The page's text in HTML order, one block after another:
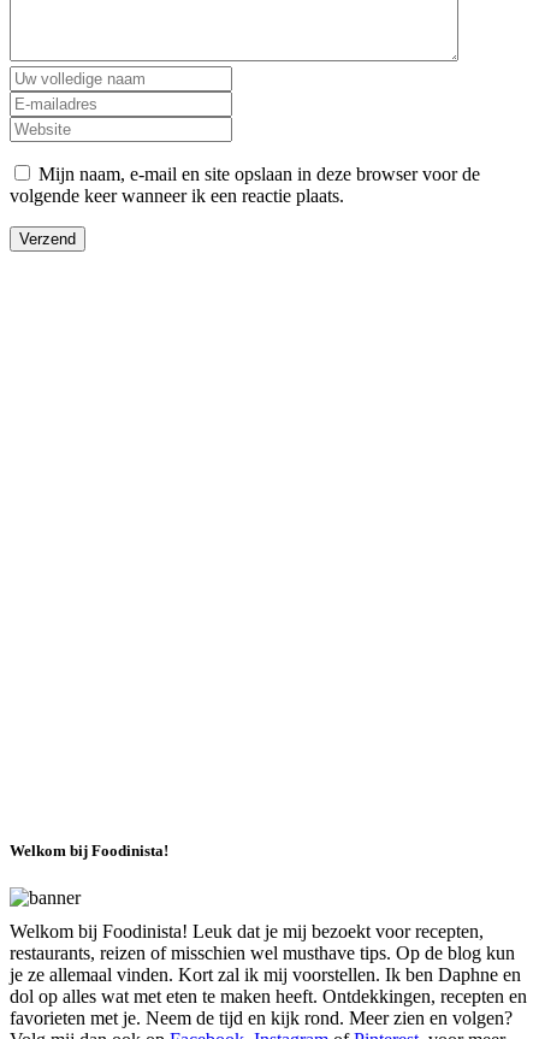
Mijn naam, e-mail en site opslaan in deze browser voor de
volgende keer wanneer ik een reactie plaats.
Welkom bij Foodinista!
Welkom bij Foodinista! Leuk dat je mij bezoekt voor recepten,
restaurants, reizen of misschien wel musthave tips. Op de blog kun
je ze allemaal vinden. Kort zal ik mij voorstellen. Ik ben Daphne en
dol op alles wat met eten te maken heeft. Ontdekkingen, recepten en
favorieten met je. Neem de tijd en kijk rond. Meer zien en volgen?